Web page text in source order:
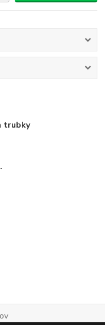
trubky